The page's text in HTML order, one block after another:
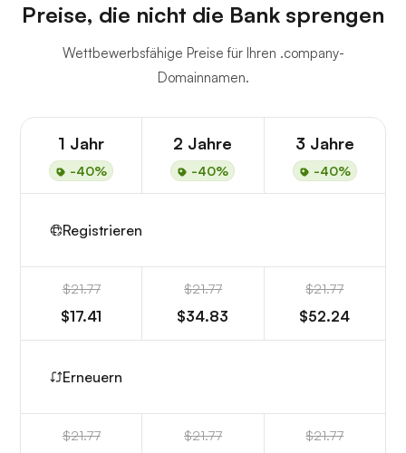
Preise, die nicht die Bank sprengen
Wettbewerbsfähige Preise für Ihren .company-
Domainnamen.
1 Jahr
-40%
2 Jahre
-40%
3 Jahre
-40%
Registrieren
$21.77
$17.41
$21.77
$34.83
$21.77
$52.24
Erneuern
$21.77 $21.77 $21.77